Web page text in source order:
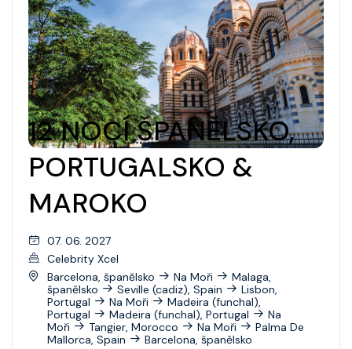
12 NOCÍ ŠPANĚLSKO,
PORTUGALSKO &
MAROKO
07. 06. 2027
Celebrity Xcel
Barcelona, španělsko
Na Moři
Malaga,
španělsko
Seville (cadiz), Spain
Lisbon,
Portugal
Na Moři
Madeira (funchal),
Portugal
Madeira (funchal), Portugal
Na
Moři
Tangier, Morocco Na Moři
Palma De
Mallorca, Spain
Barcelona, španělsko